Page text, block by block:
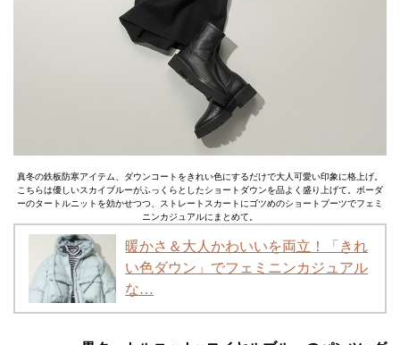
真冬の鉄板防寒アイテム、ダウンコートをきれい色にするだけで大人可愛い印象に格上げ。
こちらは優しいスカイブルーがふっくらとしたショートダウンを品よく盛り上げて。ボーダ
ーのタートルニットを効かせつつ、ストレートスカートにゴツめのショートブーツでフェミ
ニンカジュアルにまとめて。
暖かさ＆大人かわいいを両立！「きれ
い色ダウン」でフェミニンカジュアル
な…